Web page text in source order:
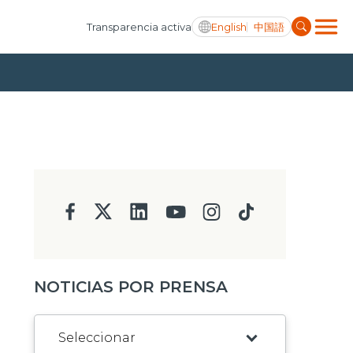
Transparencia activa English 中国語
NOTICIAS POR PRENSA